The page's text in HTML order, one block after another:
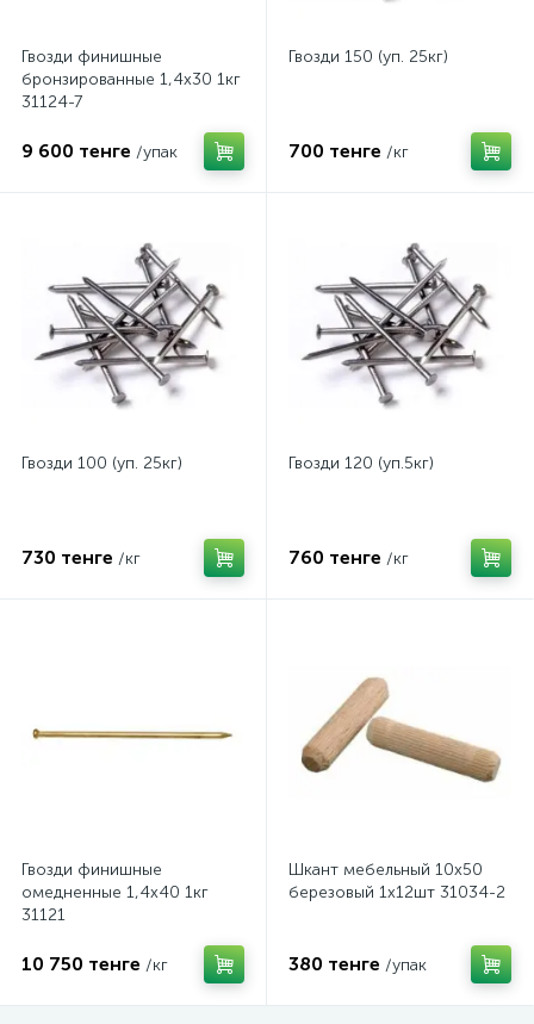
Гвозди финишные
бронзированные 1,4х30 1кг
31124-7
9 600 тенге /упак
Гвозди 150 (уп. 25кг)
700 тенге /кг
Гвозди 100 (уп. 25кг)
730 тенге /кг
Гвозди 120 (уп.5кг)
760 тенге /кг
Гвозди финишные
омедненные 1,4х40 1кг
31121
10 750 тенге /кг
Шкант мебельный 10х50
березовый 1х12шт 31034-2
380 тенге /упак